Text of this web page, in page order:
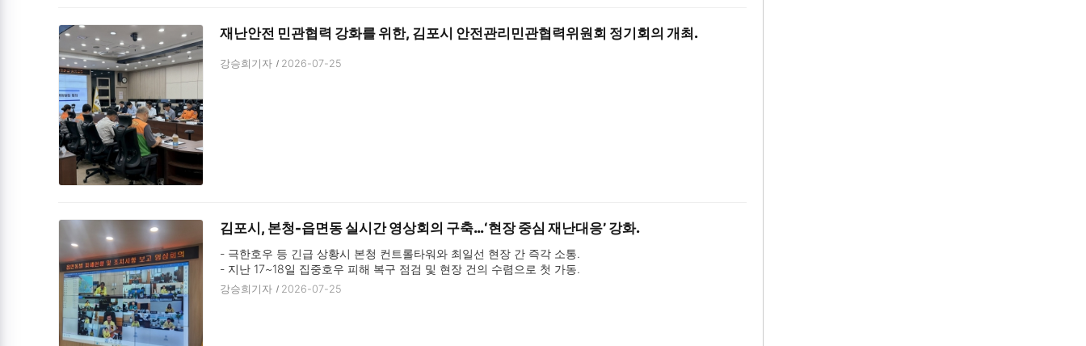
재난안전 민관협력 강화를 위한, 김포시 안전관리민관협력위원회 정기회의 개최.
강승희기자 2026-07-25
김포시, 본청-읍면동 실시간 영상회의 구축…‘현장 중심 재난대응’ 강화.
- 극한호우 등 긴급 상황시 본청 컨트롤타워와 최일선 현장 간 즉각 소통.
- 지난 17~18일 집중호우 피해 복구 점검 및 현장 건의 수렴으로 첫 가동.
강승희기자 2026-07-25